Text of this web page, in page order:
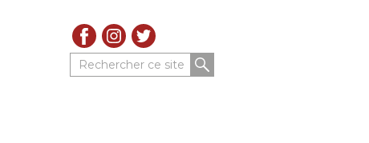
Rechercher ce site